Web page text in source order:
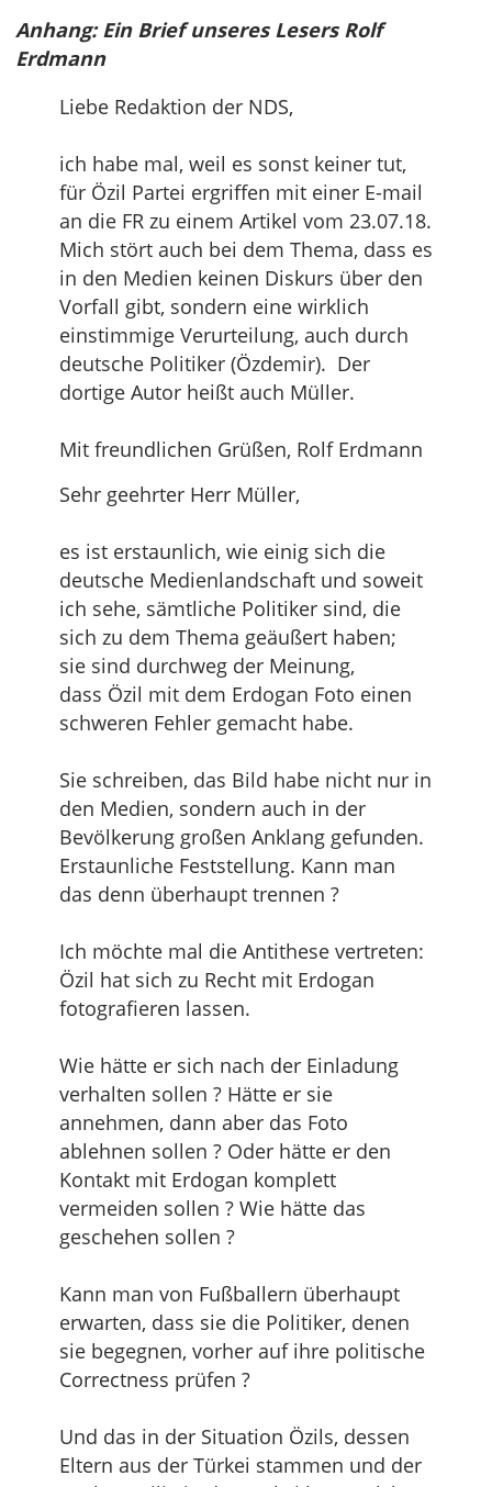
Anhang: Ein Brief unseres Lesers Rolf
Erdmann
Liebe Redaktion der NDS,
ich habe mal, weil es sonst keiner tut,
für Özil Partei ergriffen mit einer E-mail
an die FR zu einem Artikel vom 23.07.18.
Mich stört auch bei dem Thema, dass es
in den Medien keinen Diskurs über den
Vorfall gibt, sondern eine wirklich
einstimmige Verurteilung, auch durch
deutsche Politiker (Özdemir). Der
dortige Autor heißt auch Müller.
Mit freundlichen Grüßen, Rolf Erdmann
Sehr geehrter Herr Müller,
es ist erstaunlich, wie einig sich die
deutsche Medienlandschaft und soweit
ich sehe, sämtliche Politiker sind, die
sich zu dem Thema geäußert haben;
sie sind durchweg der Meinung,
dass Özil mit dem Erdogan Foto einen
schweren Fehler gemacht habe.
Sie schreiben, das Bild habe nicht nur in
den Medien, sondern auch in der
Bevölkerung großen Anklang gefunden.
Erstaunliche Feststellung. Kann man
das denn überhaupt trennen ?
Ich möchte mal die Antithese vertreten:
Özil hat sich zu Recht mit Erdogan
fotografieren lassen.
Wie hätte er sich nach der Einladung
verhalten sollen ? Hätte er sie
annehmen, dann aber das Foto
ablehnen sollen ? Oder hätte er den
Kontakt mit Erdogan komplett
vermeiden sollen ? Wie hätte das
geschehen sollen ?
Kann man von Fußballern überhaupt
erwarten, dass sie die Politiker, denen
sie begegnen, vorher auf ihre politische
Correctness prüfen ?
Und das in der Situation Özils, dessen
Eltern aus der Türkei stammen und der